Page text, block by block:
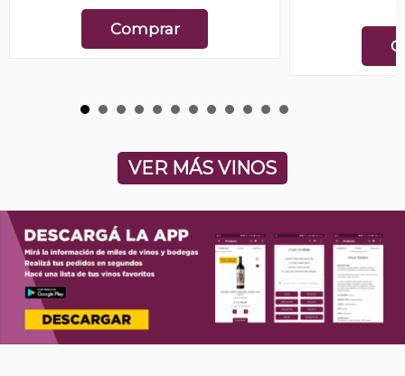
Comprar
VER MÁS VINOS